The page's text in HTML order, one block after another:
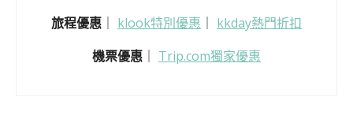
旅程優惠
klook特別優惠
kkday熱門折扣
機票優惠 ｜ Trip.com獨家優惠